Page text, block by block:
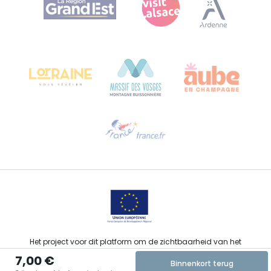
7,00 € Binnenkort terug
Bureau de Colmar (hoofdkantoor)
Stuur ons een e-mail
Het project voor dit platform om de zichtbaarheid van het
toeristisch, sportief, cultureel en wijntoeristisch aanbod van de
Grand Est te verbeteren werd gefinancierd door de EFRO in het